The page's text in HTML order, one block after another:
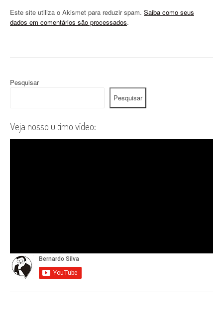
Este site utiliza o Akismet para reduzir spam. Saiba como seus
dados em comentários são processados.
Pesquisar
Pesquisar
Veja nosso ultimo vídeo: